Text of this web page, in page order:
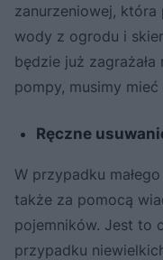
zanurzeniowej,
wody z ogrodu i
będzie już
pompy, musimy
Ręczne
W przypadku
także za pomocą
pojemników. Jest to
przypadku